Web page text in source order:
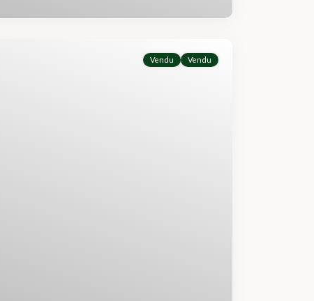
Vendu Vendu